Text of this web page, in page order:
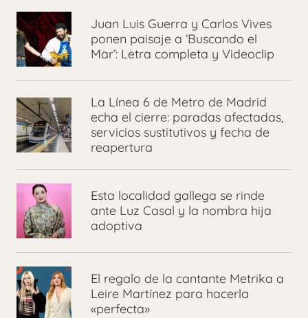
Juan Luis Guerra y Carlos Vives
ponen paisaje a ‘Buscando el
Mar’: Letra completa y Videoclip
La Línea 6 de Metro de Madrid
echa el cierre: paradas afectadas,
servicios sustitutivos y fecha de
reapertura
Esta localidad gallega se rinde
ante Luz Casal y la nombra hija
adoptiva
El regalo de la cantante Metrika a
Leire Martínez para hacerla
«perfecta»